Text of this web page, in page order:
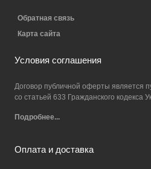
Обратная связь
Карта сайта
Условия соглашения
Договор публичной оферты является
со статьей 633 Гражданского кодекса
Подробнее...
Оплата и доставка